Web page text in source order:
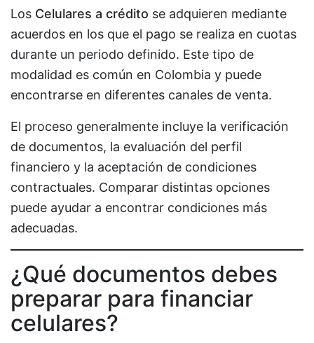
Los Celulares a crédito se adquieren mediante
acuerdos en los que el pago se realiza en cuotas
durante un periodo definido. Este tipo de
modalidad es común en Colombia y puede
encontrarse en diferentes canales de venta.
El proceso generalmente incluye la verificación
de documentos, la evaluación del perfil
financiero y la aceptación de condiciones
contractuales. Comparar distintas opciones
puede ayudar a encontrar condiciones más
adecuadas.
¿Qué documentos debes
preparar para financiar
celulares?